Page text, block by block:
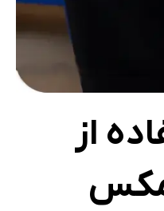
از